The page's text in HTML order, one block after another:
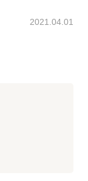
2021.04.01